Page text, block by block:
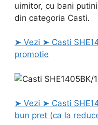
uimitor, cu bani
din categoria Casti.
➤ Vezi ➤ Casti
promotie
➤ Vezi ➤ Casti
bun pret (ca la